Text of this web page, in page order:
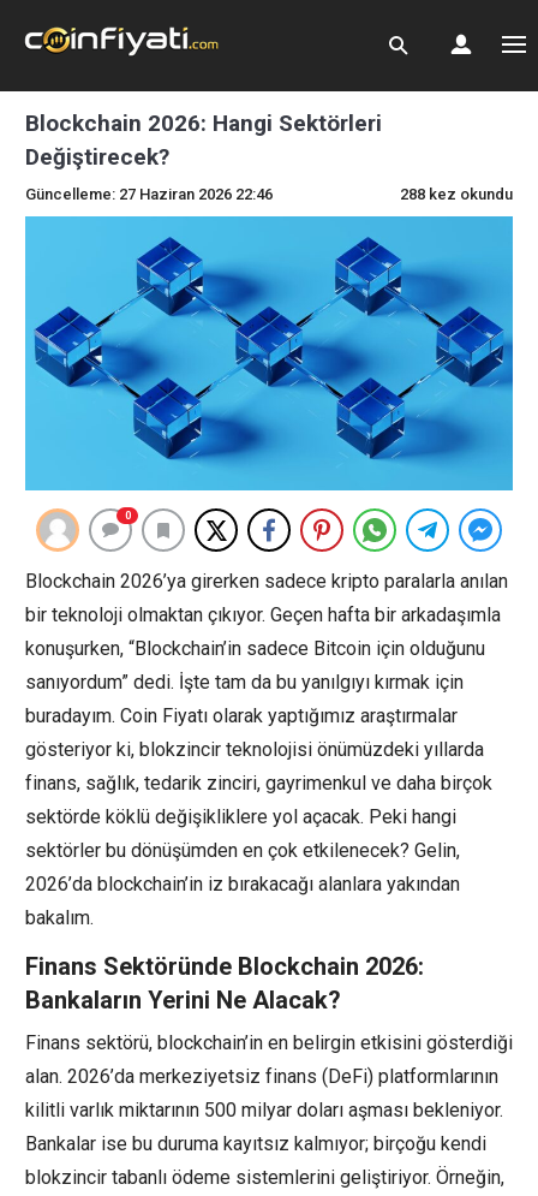
Blockchain 2026: Hangi Sektörleri
Değiştirecek?
Güncelleme: 27 Haziran 2026 22:46 288 kez okundu
0
Blockchain 2026’ya girerken sadece kripto paralarla anılan
bir teknoloji olmaktan çıkıyor. Geçen hafta bir arkadaşımla
konuşurken, “Blockchain’in sadece Bitcoin için olduğunu
sanıyordum” dedi. İşte tam da bu yanılgıyı kırmak için
buradayım. Coin Fiyatı olarak yaptığımız araştırmalar
gösteriyor ki, blokzincir teknolojisi önümüzdeki yıllarda
finans, sağlık, tedarik zinciri, gayrimenkul ve daha birçok
sektörde köklü değişikliklere yol açacak. Peki hangi
sektörler bu dönüşümden en çok etkilenecek? Gelin,
2026’da blockchain’in iz bırakacağı alanlara yakından
bakalım.
Finans Sektöründe Blockchain 2026:
Bankaların Yerini Ne Alacak?
Finans sektörü, blockchain’in en belirgin etkisini gösterdiği
alan. 2026’da merkeziyetsiz finans (DeFi) platformlarının
kilitli varlık miktarının 500 milyar doları aşması bekleniyor.
Bankalar ise bu duruma kayıtsız kalmıyor; birçoğu kendi
blokzincir tabanlı ödeme sistemlerini geliştiriyor. Örneğin,